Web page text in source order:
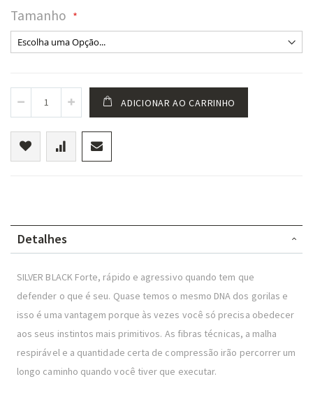
Tamanho
ADICIONAR AO CARRINHO
Detalhes
SILVER BLACK Forte, rápido e agressivo quando tem que
defender o que é seu. Quase temos o mesmo DNA dos gorilas e
isso é uma vantagem porque às vezes você só precisa obedecer
aos seus instintos mais primitivos. As fibras técnicas, a malha
respirável e a quantidade certa de compressão irão percorrer um
longo caminho quando você tiver que executar.